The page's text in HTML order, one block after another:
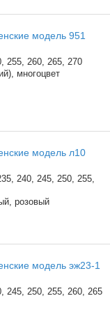
модель 951
255, 260, 265, 270
многоцвет
модель л10
240, 245, 250, 255,
розовый
модель эж23-1
245, 250, 255, 260, 265